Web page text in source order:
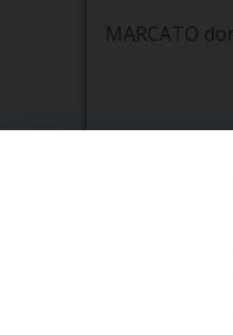
MARCATO
Seminario
p.tta Benedetto